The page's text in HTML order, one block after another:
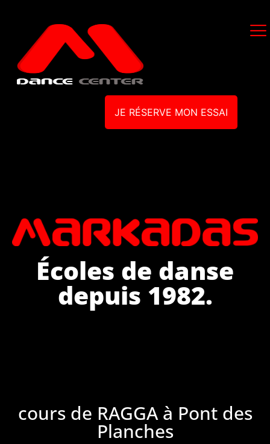
JE RÉSERVE MON ESSAI
Écoles de danse
depuis 1982.
cours de RAGGA à Pont des
Planches